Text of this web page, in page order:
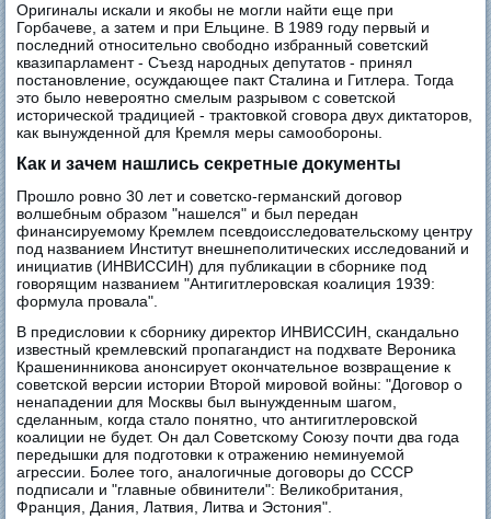
Оригиналы искали и якобы не могли найти еще при
Горбачеве, а затем и при Ельцине. В 1989 году первый и
последний относительно свободно избранный советский
квазипарламент - Съезд народных депутатов - принял
постановление, осуждающее пакт Сталина и Гитлера. Тогда
это было невероятно смелым разрывом с советской
исторической традицией - трактовкой сговора двух диктаторов,
как вынужденной для Кремля меры самообороны.
Как и зачем нашлись секретные документы
Прошло ровно 30 лет и советско-германский договор
волшебным образом "нашелся" и был передан
финансируемому Кремлем псевдоисследовательскому центру
под названием Институт внешнеполитических исследований и
инициатив (ИНВИССИН) для публикации в сборнике под
говорящим названием "Антигитлеровская коалиция 1939:
формула провала".
В предисловии к сборнику директор ИНВИССИН, скандально
известный кремлевский пропагандист на подхвате Вероника
Крашенинникова анонсирует окончательное возвращение к
советской версии истории Второй мировой войны: "Договор о
ненападении для Москвы был вынужденным шагом,
сделанным, когда стало понятно, что антигитлеровской
коалиции не будет. Он дал Советскому Союзу почти два года
передышки для подготовки к отражению неминуемой
агрессии. Более того, аналогичные договоры до СССР
подписали и "главные обвинители": Великобритания,
Франция, Дания, Латвия, Литва и Эстония".